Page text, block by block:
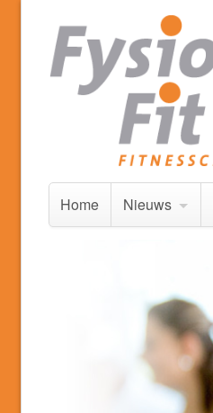
Home Nieuws